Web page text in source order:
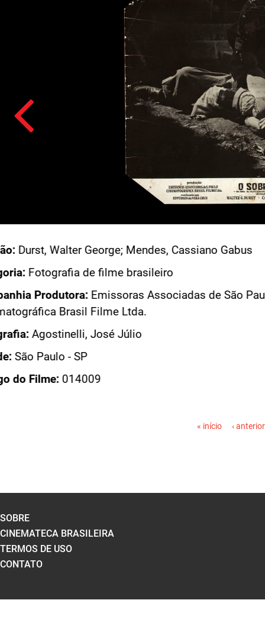
Acesso: FB_0552_023
Direção:Durst, Walter George; Mendes, Cassiano
Categoria:Fotografia de filme brasileiro
Companhia Produtora:Emissoras Associadas de
Cinematográfica Brasil Filme Ltda.
Fotografia:Agostinelli, José Júlio
Cidade: São Paulo - SP
Código do Filme:014009
« início ‹ anterior
SOBRE
CINEMATECA BRASILEIRA
TERMOS DE USO
CONTATO